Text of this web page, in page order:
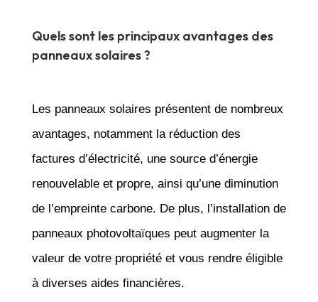
Quels sont les principaux avantages des
panneaux solaires ?
Les panneaux solaires présentent de nombreux
avantages, notamment la réduction des
factures d’électricité, une source d’énergie
renouvelable et propre, ainsi qu’une diminution
de l’empreinte carbone. De plus, l’installation de
panneaux photovoltaïques peut augmenter la
valeur de votre propriété et vous rendre éligible
à diverses aides financières.